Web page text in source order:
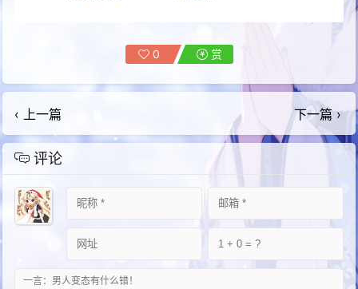
0 赏
‹ 上一篇 下一篇 ›
评论